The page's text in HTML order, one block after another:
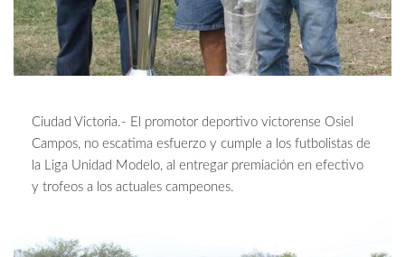
Ciudad Victoria.- El promotor deportivo victorense Osiel
Campos, no escatima esfuerzo y cumple a los futbolistas de
la Liga Unidad Modelo, al entregar premiación en efectivo
y trofeos a los actuales campeones.